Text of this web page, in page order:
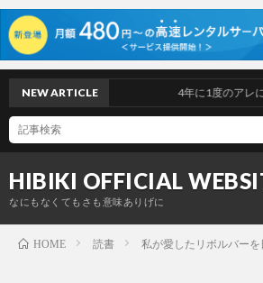
HIBIKI OFFICIAL
なにもなくてもさも意味ありげに
NEW ARTICLE 4年に1度のアレに
HOME 読書 私が愛したリボルバー